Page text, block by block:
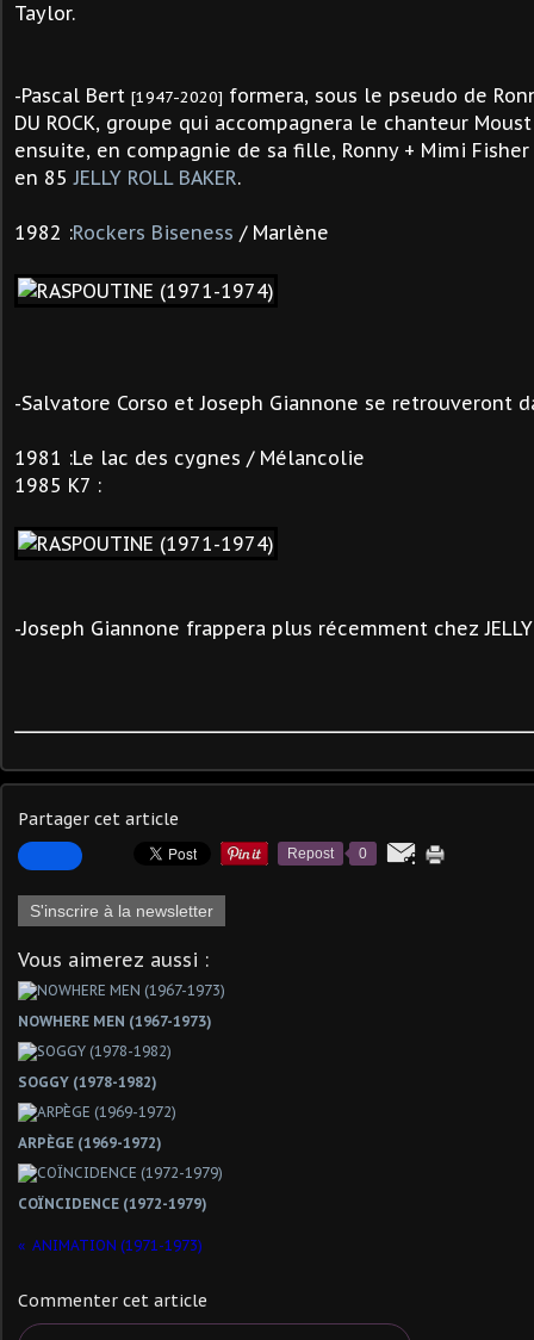
Taylor.
-Pascal Bert [1947-2020] formera, sous le pseudo de
DU ROCK, groupe qui accompagnera le chanteur
ensuite, en compagnie de sa fille, Ronny + Mimi Fisher
en 85JELLY ROLL BAKER.
1982 :Rockers Biseness / Marlène
-Salvatore Corso etJoseph Giannone se retrouveront
1981 :Le lac des cygnes / Mélancolie
1985 K7 :
-Joseph Giannone frappera plus récemment chez JELLY
Partager cet article
Repost 0
S'inscrire à la newsletter
Vous aimerez aussi :
NOWHERE MEN (1967-1973)
SOGGY (1978-1982)
ARPÈGE (1969-1972)
COÏNCIDENCE (1972-1979)
ANIMATION (1971-1973)
Commenter cet article